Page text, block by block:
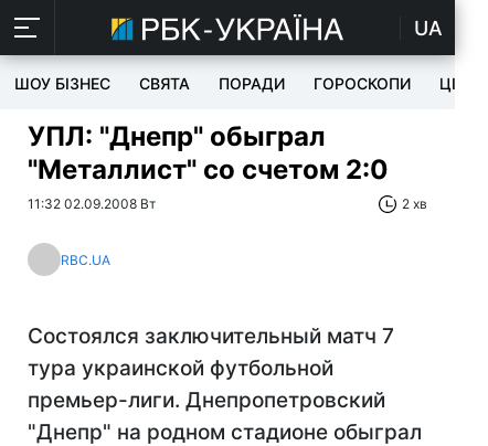
UA
ШОУ БІЗНЕС СВЯТА ПОРАДИ ГОРОСКОПИ ЦІКАВЕ
УПЛ: "Днепр" обыграл
"Металлист" со счетом 2:0
11:32 02.09.2008 Вт 2 хв
RBC.UA
Состоялся заключительный матч 7
тура украинской футбольной
премьер-лиги. Днепропетровский
"Днепр" на родном стадионе обыграл